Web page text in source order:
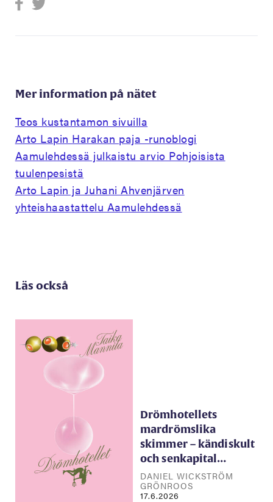
Mer information på nätet
Teos kustantamon sivuilla
Arto Lapin Harakan paja -runoblogi
Aamulehdessä julkaistu arvio Pohjoisista
tuulenpesistä
Arto Lapin ja Juhani Ahvenjärven
yhteishaastattelu Aamulehdessä
Läs också
Drömhotellets
mardrömslika
skimmer – kändiskult
och senkapital…
DANIEL WICKSTRÖM
GRÖNROOS
17.6.2026